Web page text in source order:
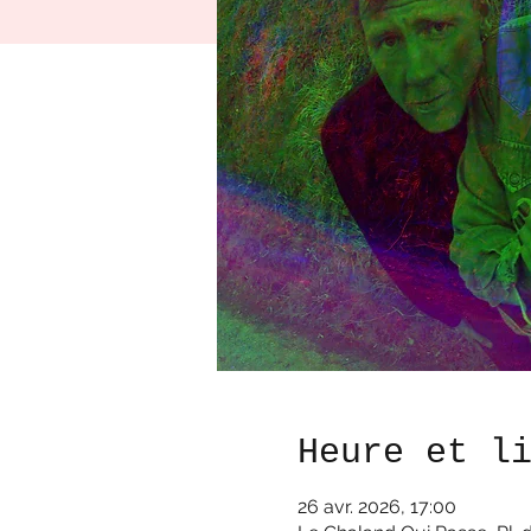
Heure et
26 avr. 2026, 17:00